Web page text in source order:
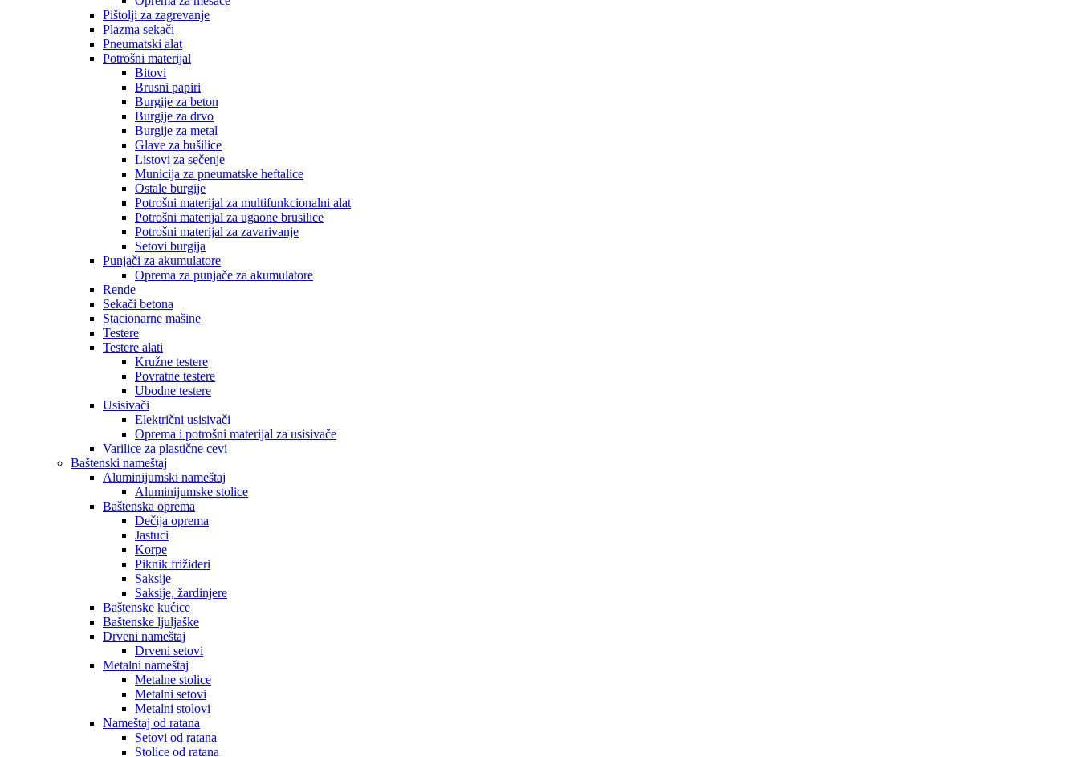
Pištolji za zagrevanje
Plazma sekači
Pneumatski alat
Potrošni materijal
Bitovi
Brusni papiri
Burgije za beton
Burgije za drvo
Burgije za metal
Glave za bušilice
Listovi za sečenje
Municija za pneumatske heftalice
Ostale burgije
Potrošni materijal za multifunkcionalni alat
Potrošni materijal za ugaone brusilice
Potrošni materijal za zavarivanje
Setovi burgija
Punjači za akumulatore
Oprema za punjače za akumulatore
Rende
Sekači betona
Stacionarne mašine
Testere
Testere alati
Kružne testere
Povratne testere
Ubodne testere
Usisivači
Električni usisivači
Oprema i potrošni materijal za usisivače
Varilice za plastične cevi
Baštenski nameštaj
Aluminijumski nameštaj
Aluminijumske stolice
Baštenska oprema
Dečija oprema
Jastuci
Korpe
Piknik frižideri
Saksije
Saksije, žardinjere
Baštenske kućice
Baštenske ljuljaške
Drveni nameštaj
Drveni setovi
Metalni nameštaj
Metalne stolice
Metalni setovi
Metalni stolovi
Nameštaj od ratana
Setovi od ratana
Stolice od ratana